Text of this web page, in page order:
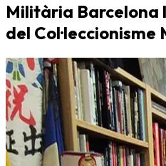
Militària Barcelona
del Col·leccionisme